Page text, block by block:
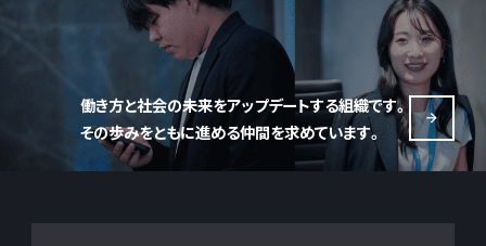
働き方と社会の未来をアップデートする組織です。
その歩みをともに進める仲間を求めています。